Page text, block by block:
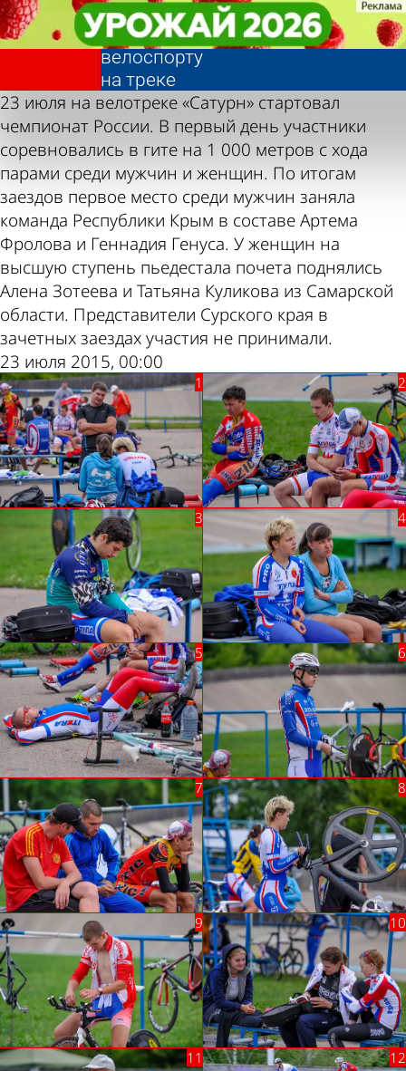
Чемпионат
России по
велоспорту
на треке
Фотолента,
«Спорт»
23 июля на велотреке «Сатурн» стартовал
чемпионат России. В первый день участники
соревновались в гите на 1 000 метров с хода
парами среди мужчин и женщин. По итогам
заездов первое место среди мужчин заняла
команда Республики Крым в составе Артема
Фролова и Геннадия Генуса. У женщин на
высшую ступень пьедестала почета поднялись
Алена Зотеева и Татьяна Куликова из Самарской
области. Представители Сурского края в
зачетных заездах участия не принимали.
23 июля 2015, 00:00
Чемпионат
России по
велоспорту
на треке
Фотолента,
«Спорт»